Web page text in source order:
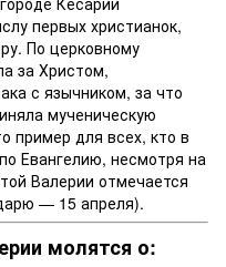
первых христианок,
По церковному
за Христом,
с язычником, за что
мученическую
пример для всех, кто в
Евангелию, несмотря на
Валерии отмечается
— 15 апреля).
молятся о: